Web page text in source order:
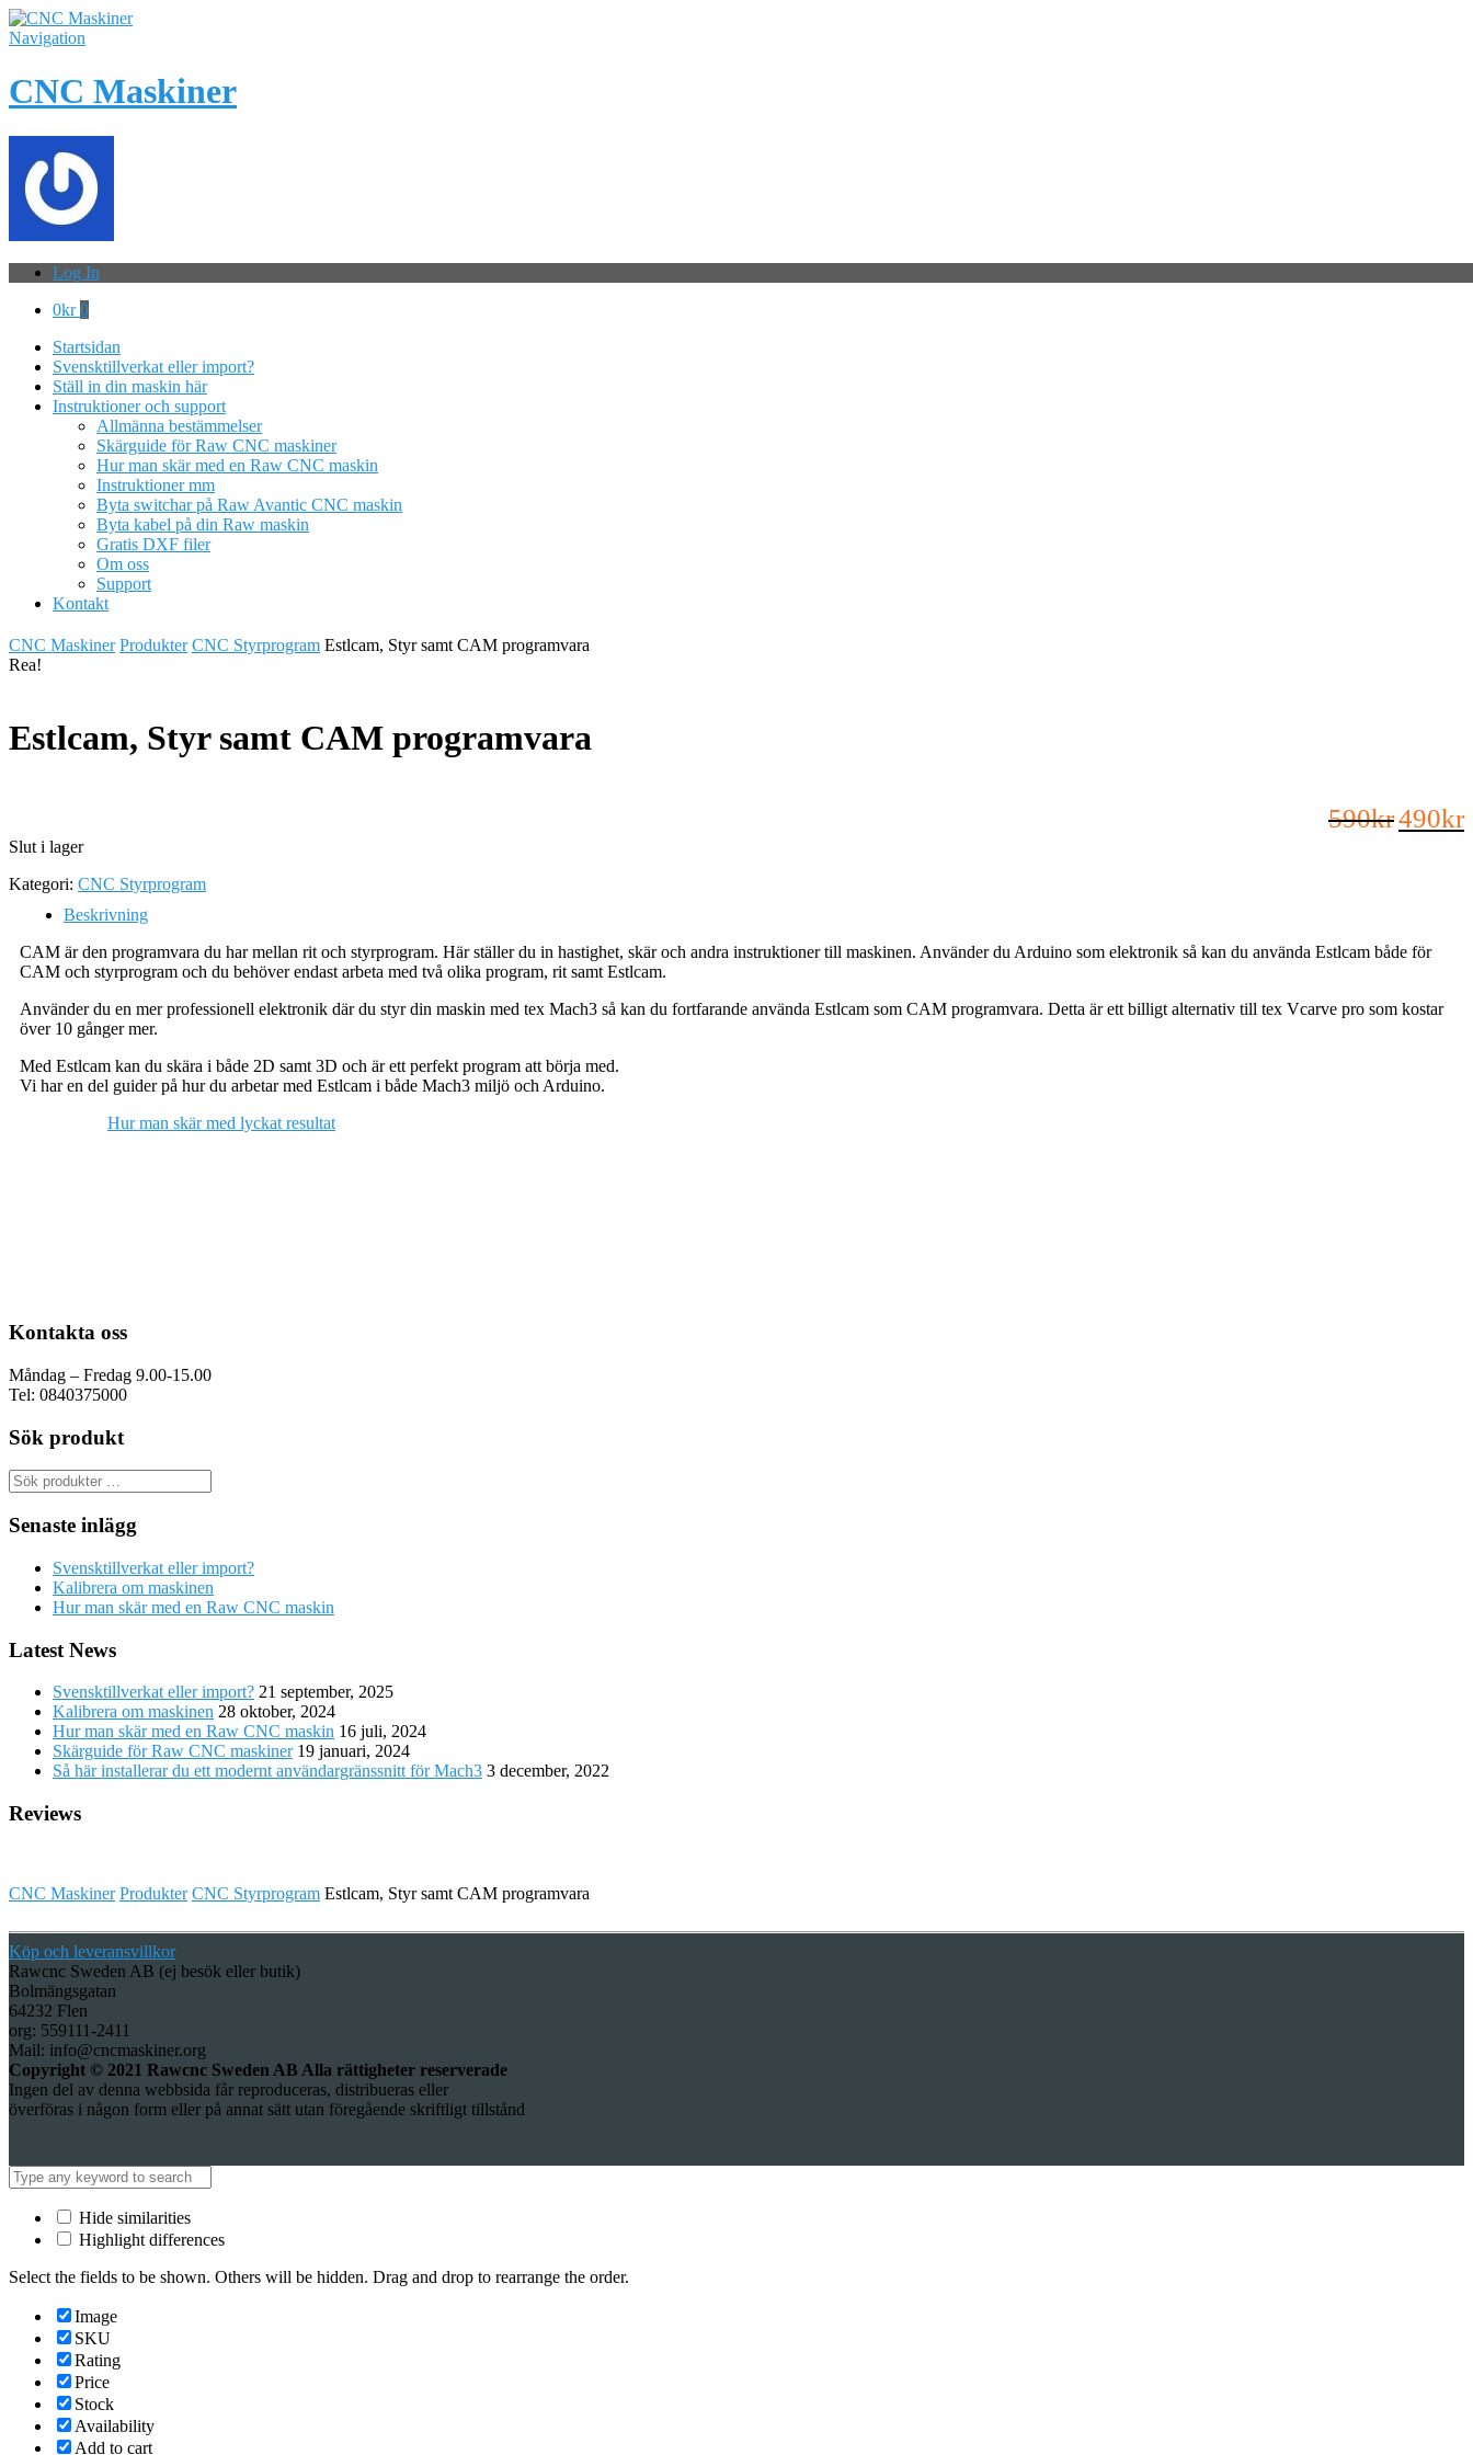
Navigation
CNC Maskiner
Log In
0kr 0
Startsidan
Svensktillverkat eller import?
Ställ in din maskin här
Instruktioner och support
Allmänna bestämmelser
Skärguide för Raw CNC maskiner
Hur man skär med en Raw CNC maskin
Instruktioner mm
Byta switchar på Raw Avantic CNC maskin
Byta kabel på din Raw maskin
Gratis DXF filer
Om oss
Support
Kontakt
CNC Maskiner Produkter CNC Styrprogram Estlcam, Styr samt CAM programvara
Rea!
Estlcam, Styr samt CAM programvara
590kr490kr
Slut i lager
Kategori: CNC Styrprogram
Beskrivning
CAM är den programvara du har mellan rit och styrprogram. Här ställer du in hastighet, skär och andra instruktioner till maskinen. Använder du Arduino som elektronik så kan du använda Estlcam både för
CAM och styrprogram och du behöver endast arbeta med två olika program, rit samt Estlcam.
Använder du en mer professionell elektronik där du styr din maskin med tex Mach3 så kan du fortfarande använda Estlcam som CAM programvara. Detta är ett billigt alternativ till tex Vcarve pro som kostar
över 10 gånger mer.
Med Estlcam kan du skära i både 2D samt 3D och är ett perfekt program att börja med.
Vi har en del guider på hur du arbetar med Estlcam i både Mach3 miljö och Arduino.
Hur man skär med lyckat resultat
Kontakta oss
Måndag – Fredag 9.00-15.00
Tel: 0840375000
Sök produkt
Senaste inlägg
Svensktillverkat eller import?
Kalibrera om maskinen
Hur man skär med en Raw CNC maskin
Latest News
Svensktillverkat eller import? 21 september, 2025
Kalibrera om maskinen 28 oktober, 2024
Hur man skär med en Raw CNC maskin 16 juli, 2024
Skärguide för Raw CNC maskiner 19 januari, 2024
Så här installerar du ett modernt användargränssnitt för Mach3 3 december, 2022
Reviews
CNC Maskiner Produkter CNC Styrprogram Estlcam, Styr samt CAM programvara
Köp och leveransvillkor
Rawcnc Sweden AB (ej besök eller butik)
Bolmängsgatan
64232 Flen
org: 559111-2411
Mail: info@cncmaskiner.org
Copyright © 2021 Rawcnc Sweden AB Alla rättigheter reserverade
Ingen del av denna webbsida får reproduceras, distribueras eller
överföras i någon form eller på annat sätt utan föregående skriftligt tillstånd
Hide similarities
Highlight differences
Select the fields to be shown. Others will be hidden. Drag and drop to rearrange the order.
Image
SKU
Rating
Price
Stock
Availability
Add to cart